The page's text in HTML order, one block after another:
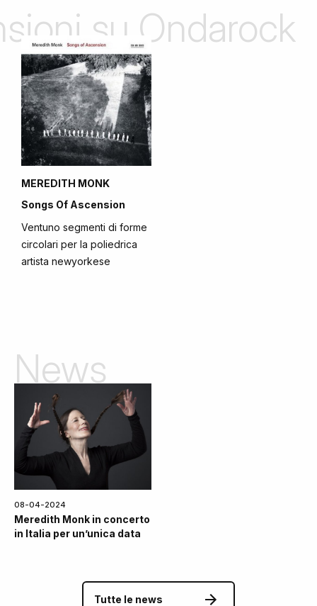
su Ondarock
MEREDITH MONK
Songs Of Ascension
Ventuno segmenti di forme
circolari per la poliedrica
artista newyorkese
News
08-04-2024
Meredith Monk in concerto
in Italia per un’unica data
Tutte le news